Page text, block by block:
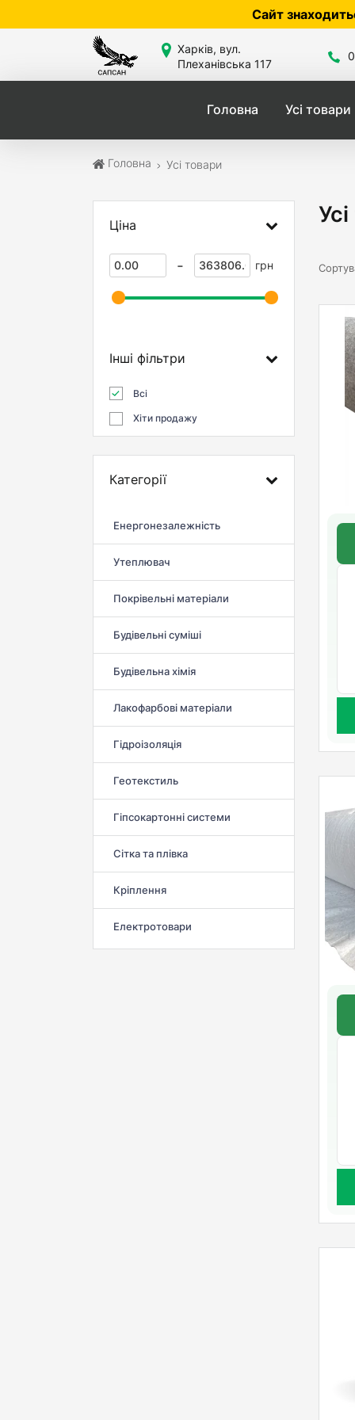
Сайт знаходиться в розробці —
Харків, вул.
Плеханівська 117
Головна Усі товари
Головна Усі товари
Ціна
- грн
Інші фільтри
Всі
Хіти продажу
Категорії
Енергонезалежність
Утеплювач
Покрівельні матеріали
Будівельні суміші
Будівельна хімія
Лакофарбові матеріали
Гідроізоляція
Геотекстиль
Гіпсокартонні системи
Сітка та плівка
Кріплення
Електротовари